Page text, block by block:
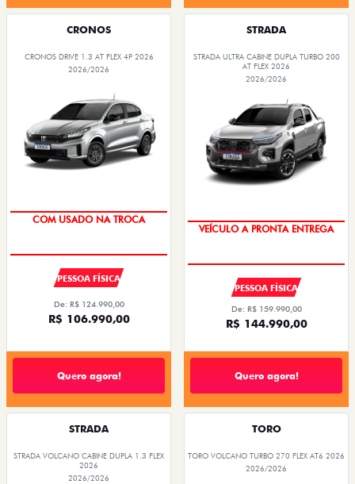
CRONOS
CRONOS DRIVE 1.3 AT FLEX 4P 2026
2026/2026
COM USADO NA TROCA
PESSOA FÍSICA
De: R$ 124.990,00
R$ 106.990,00
Quero agora!
STRADA
STRADA ULTRA CABINE DUPLA TURBO 200
AT FLEX 2026
2026/2026
VEÍCULO A PRONTA ENTREGA
PESSOA FÍSICA
De: R$ 159.990,00
R$ 144.990,00
Quero agora!
STRADA
STRADA VOLCANO CABINE DUPLA 1.3 FLEX
2026
2026/2026
TORO
TORO VOLCANO TURBO 270 FLEX AT6 2026
2026/2026